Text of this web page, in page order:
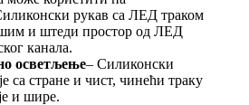
рукав са ЛЕД траком
и штеди простор од ЛЕД
канала.
осветљење– Силиконски
са стране и чист, чинећи траку
и шире.